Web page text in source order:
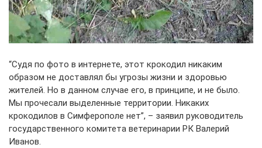
“Судя по фото в интернете, этот крокодил никаким
образом не доставлял бы угрозы жизни и здоровью
жителей. Но в данном случае его, в принципе, и не было.
Мы прочесали выделенные территории. Никаких
крокодилов в Симферополе нет”, – заявил руководитель
государственного комитета ветеринарии РК Валерий
Иванов.